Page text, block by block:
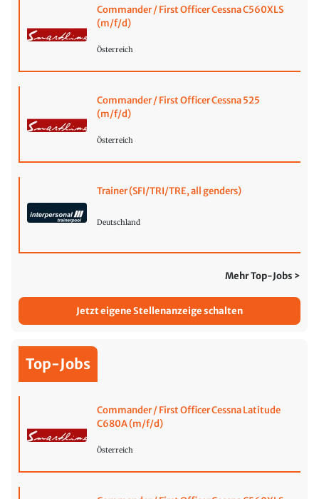
Commander / First Officer Cessna C560XLS
(m/f/d)
Österreich
Commander / First Officer Cessna 525
(m/f/d)
Österreich
Trainer (SFI/TRI/TRE, all genders)
Deutschland
Mehr Top-Jobs >
Jetzt eigene Stellenanzeige schalten
Top-Jobs
Commander / First Officer Cessna Latitude
C680A (m/f/d)
Österreich